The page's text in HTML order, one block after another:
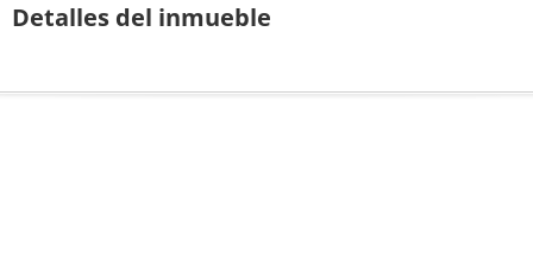
Detalles del inmueble